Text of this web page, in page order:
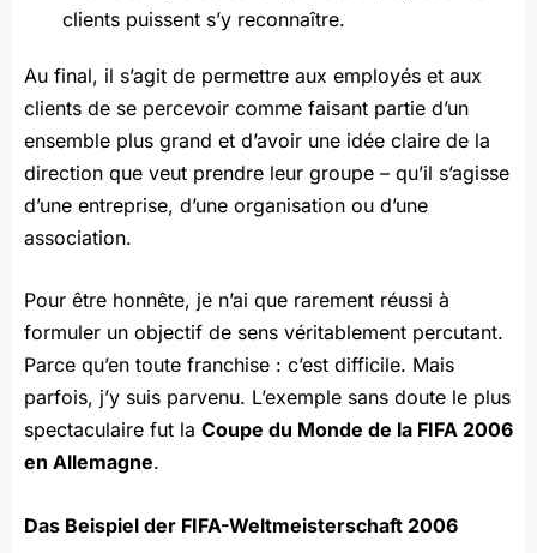
clients puissent s’y reconnaître.
Au final, il s’agit de permettre aux employés et aux
clients de se percevoir comme faisant partie d’un
ensemble plus grand et d’avoir une idée claire de la
direction que veut prendre leur groupe – qu’il s’agisse
d’une entreprise, d’une organisation ou d’une
association.
Pour être honnête, je n’ai que rarement réussi à
formuler un objectif de sens véritablement percutant.
Parce qu’en toute franchise : c’est difficile. Mais
parfois, j’y suis parvenu. L’exemple sans doute le plus
spectaculaire fut la Coupe du Monde de la FIFA 2006
en Allemagne.
Das Beispiel der FIFA-Weltmeisterschaft 2006